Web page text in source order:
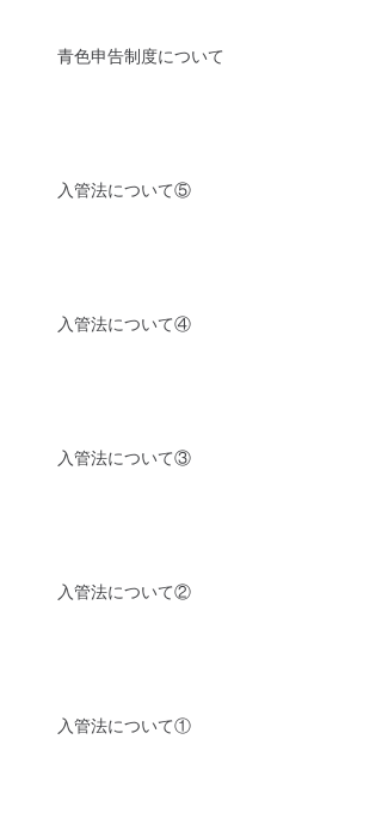
青色申告制度について
入管法について⑤
入管法について④
入管法について③
入管法について②
入管法について①